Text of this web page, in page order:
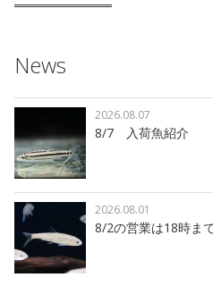
News
8/7 入荷魚紹介
2026.08.07
8/2の営業は18時
2026.08.01